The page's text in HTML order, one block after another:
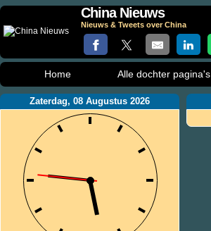
China Nieuws
Nieuws & Tweets over China
Home Alle dochter pagina's
Zaterdag, 08 Augustus 2026